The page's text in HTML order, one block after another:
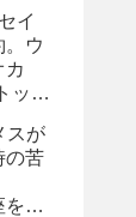
イ
。ウ
カ
ップ
スが
の苦
を